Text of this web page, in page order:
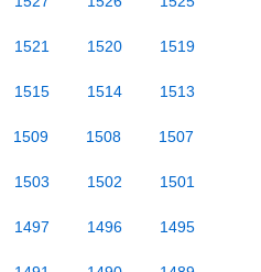
1521 1520 1519
1515 1514 1513
1509 1508 1507
1503 1502 1501
1497 1496 1495